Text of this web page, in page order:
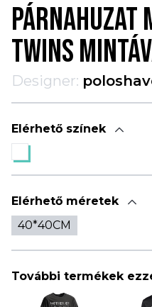
PÁRNAHUZAT
TWINS
Designer:
Elérhető színek
Elérhető méretek
40*40CM
További termékek